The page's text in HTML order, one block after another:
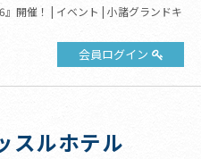
』開催！ | イベント | 小諸グランドキ
会員ログイン
スルホテル